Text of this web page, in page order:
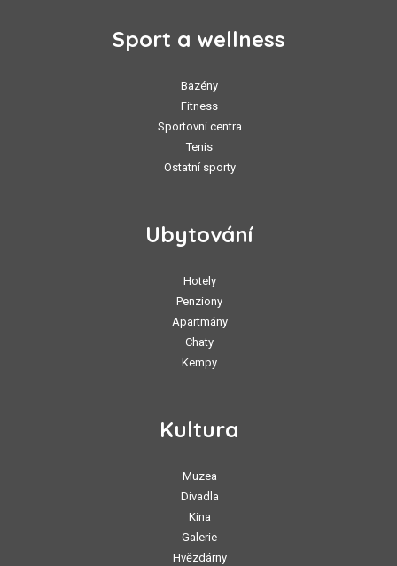
Sport a wellness
Bazény
Fitness
Sportovní centra
Tenis
Ostatní sporty
Ubytování
Hotely
Penziony
Apartmány
Chaty
Kempy
Kultura
Muzea
Divadla
Kina
Galerie
Hvězdárny